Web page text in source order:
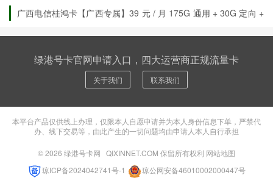
30G 定向
广西电信桂鸿卡【广西专属】39 元 / 月 175G 通用 + 30G 定向 +
绿港号卡官网申请入口，四大运营商正规流量卡
关于我们 联系我们
本平台产品仅供线上办理，仅限本人自愿申请并为本人身份信息下单，严禁代
办、线下交易等，由此产生的一切问题均由申请人本人自行承担
© 2026 绿港号卡网 QIXINNET.COM 保留所有权利 网站地图
琼ICP备2024042741号-1
琼公网安备46010002000447号